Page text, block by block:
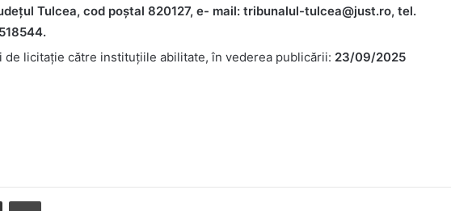
Tulcea, cod poștal 820127, e- mail: tribunalul-tulcea@just.ro, tel.
de licitaţie către instituţiile abilitate, în vederea publicării: 23/09/2025